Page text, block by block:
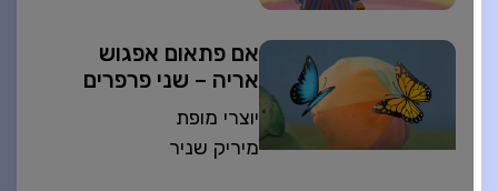
אם פתאום אפגוש
אריה – שני פרפרים
יוצרי מופת
מיריק שניר